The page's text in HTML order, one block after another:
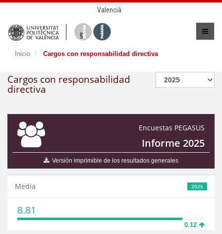
Valencià
Inicio Cargos con responsabilidad directiva
Cargos con responsabilidad
directiva
Encuestas PEGASUS
Informe 2025
Versión imprimible de los resultados generales
2025
Media
8.81
0.12